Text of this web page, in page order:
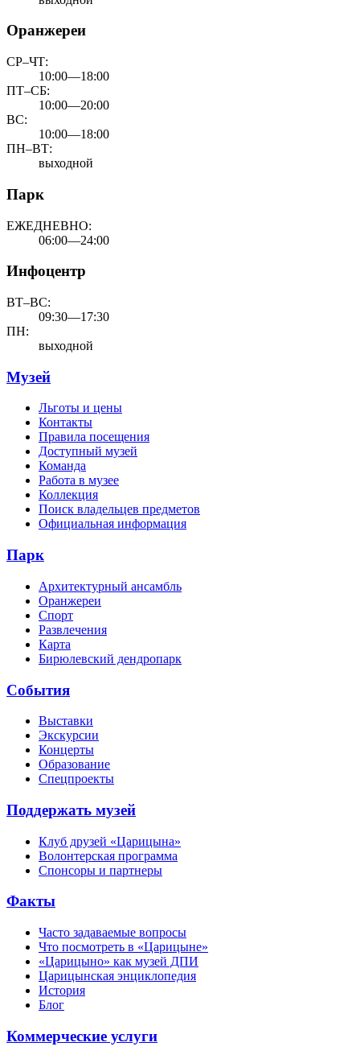
Оранжереи
СР–ЧТ:
10:00—18:00
ПТ–СБ:
10:00—20:00
ВС:
10:00—18:00
ПН–ВТ:
выходной
Парк
ЕЖЕДНЕВНО:
06:00—24:00
Инфоцентр
ВТ–ВС:
09:30—17:30
ПН:
выходной
Музей
Льготы и цены
Контакты
Правила посещения
Доступный музей
Команда
Работа в музее
Коллекция
Поиск владельцев предметов
Официальная информация
Парк
Архитектурный ансамбль
Оранжереи
Спорт
Развлечения
Карта
Бирюлевский дендропарк
События
Выставки
Экскурсии
Концерты
Образование
Спецпроекты
Поддержать музей
Клуб друзей «Царицына»
Волонтерская программа
Спонсоры и партнеры
Факты
Часто задаваемые вопросы
Что посмотреть в «Царицыне»
«Царицыно» как музей ДПИ
Царицынская энциклопедия
История
Блог
Коммерческие услуги